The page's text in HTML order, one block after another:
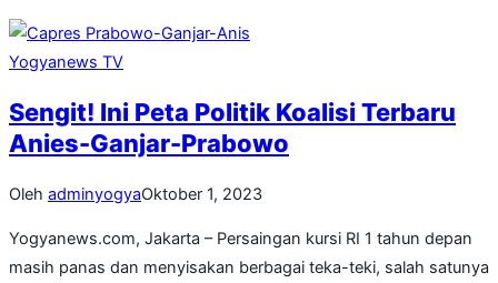
Yogyanews TV
Sengit! Ini Peta Politik Koalisi Terbaru
Anies-Ganjar-Prabowo
Oleh adminyogyaOktober 1, 2023
Yogyanews.com, Jakarta – Persaingan kursi RI 1 tahun depan
masih panas dan menyisakan berbagai teka-teki, salah satunya